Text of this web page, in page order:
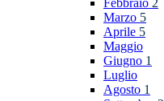
Febbraio 2
Marzo 5
Aprile 5
Maggio
Giugno 1
Luglio
Agosto 1